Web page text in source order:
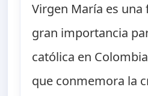
Virgen María es una
gran importancia
católica en
que conmemora la